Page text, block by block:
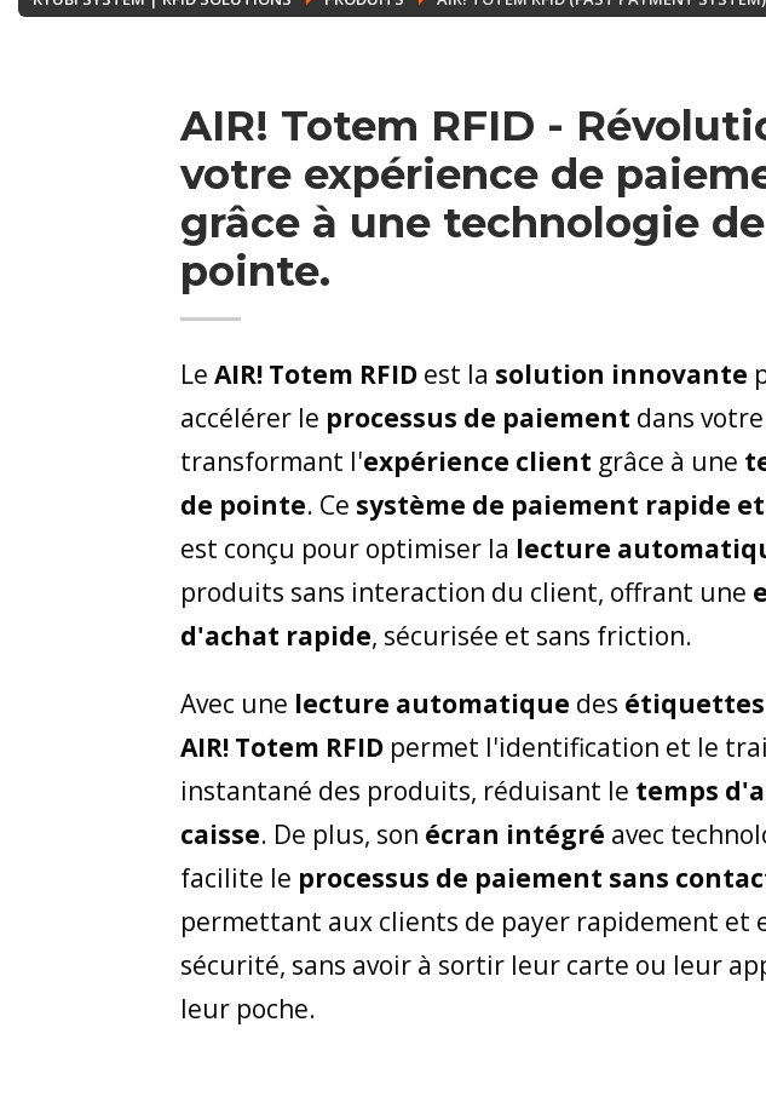
AIR! Totem RFID -
votre expérience de
grâce à une technologie de
pointe.
LeAIR! Totem RFID est la solution innovante
accélérer le processus de paiement dans
transformant l'expérience client grâce à une
de pointe. Ce système de paiement rapide
est conçu pour optimiser la lecture
produits sans interaction du client, offrant une
d'achat rapide, sécurisée et sans friction.
Avec une lecture automatique des étiquettes
AIR! Totem RFID permet l'identification et le
instantané des produits, réduisant le temps
caisse. De plus, son écran intégré avec
facilite le processus de paiement sans
permettant aux clients de payer rapidement et
sécurité, sans avoir à sortir leur carte ou leur
leur poche.